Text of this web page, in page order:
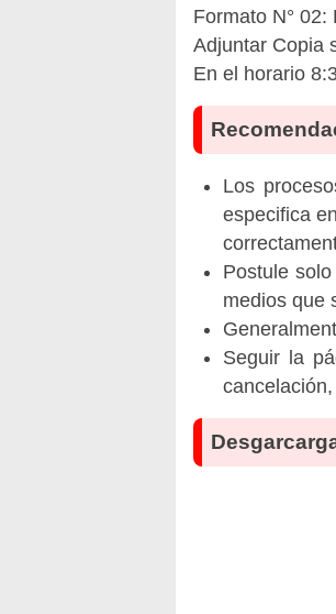
Formato N°
Adjuntar Copia
En el horario
Los
especifica
Postule
medios que
Seguir la